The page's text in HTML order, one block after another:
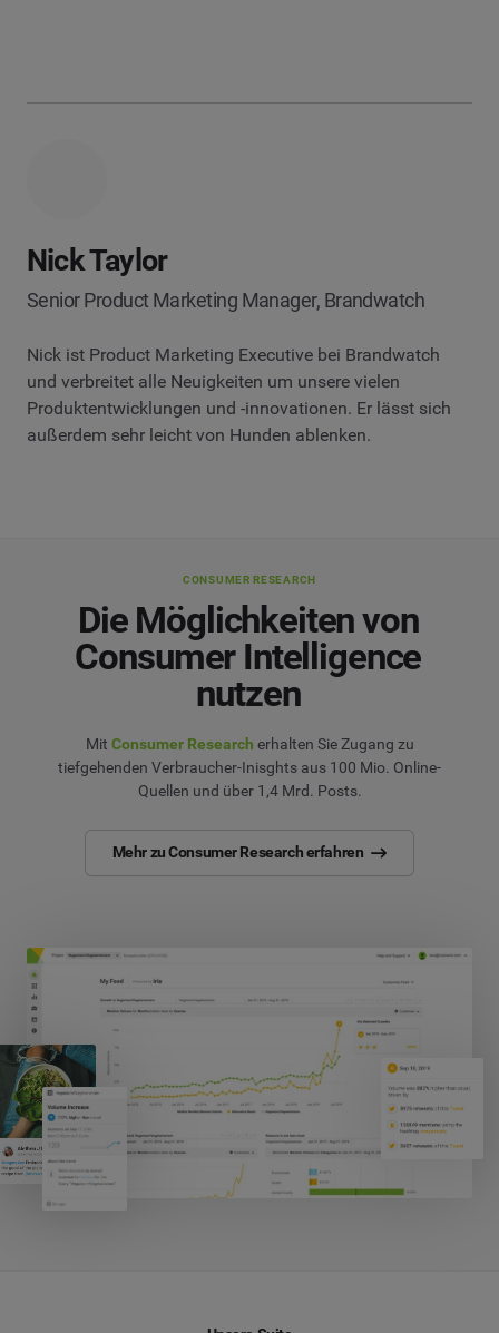
Nick Taylor
Senior Product Marketing Manager, Brandwatch
Nick ist Product Marketing Executive bei Brandwatch
und verbreitet alle Neuigkeiten um unsere vielen
Produktentwicklungen und -innovationen. Er lässt sich
außerdem sehr leicht von Hunden ablenken.
CONSUMER RESEARCH
Die Möglichkeiten von
Consumer Intelligence
nutzen
Mit Consumer Research erhalten Sie Zugang zu
tiefgehenden Verbraucher-Inisghts aus 100 Mio. Online-
Quellen und über 1,4 Mrd. Posts.
Mehr zu Consumer Research erfahren